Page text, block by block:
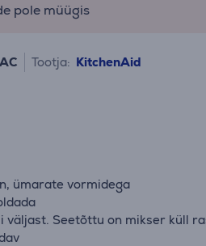
pole müügis
Tootja: KitchenAid
ümarate vormidega
väljast. Seetõttu on mikser küll